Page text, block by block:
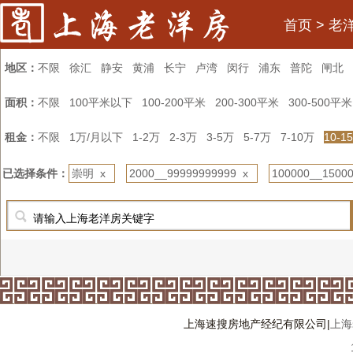
首页 > 老
地区： 不限 徐汇 静安 黄浦 长宁 卢湾 闵行 浦东 普陀 闸北
面积： 不限 100平米以下 100-200平米 200-300平米 300-500平米
租金： 不限 1万/月以下 1-2万 2-3万 3-5万 5-7万 7-10万 10-
已选择条件： 崇明 x 2000__99999999999 x
上海速搜房地产经纪有限公司| 上